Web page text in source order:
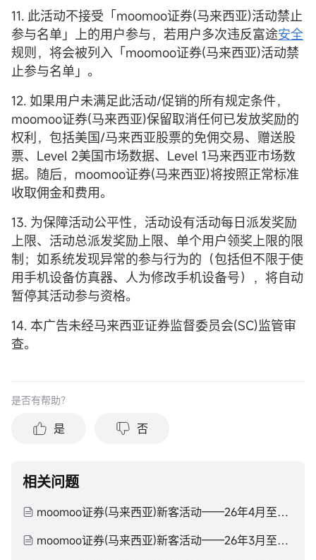
11. 此活动不接受「moomoo证券(马来西亚)活动禁止
参与名单」上的用户参与，若用户多次违反富途安全
规则，将会被列入「moomoo证券(马来西亚)活动禁
止参与名单」。
12. 如果用户未满足此活动/促销的所有规定条件，
moomoo证券(马来西亚)保留取消任何已发放奖励的
权利，包括美国/马来西亚股票的免佣交易、赠送股
票、Level 2美国市场数据、Level 1马来西亚市场数
据。随后，moomoo证券(马来西亚)将按照正常标准
收取佣金和费用。
13. 为保障活动公平性，活动设有活动每日派发奖励
上限、活动总派发奖励上限、单个用户领奖上限的限
制；如系统发现异常的参与行为的（包括但不限于使
用手机设备仿真器、人为修改手机设备号），将自动
暂停其活动参与资格。
14. 本广告未经马来西亚证券监督委员会(SC)监管审
查。
是否有帮助？
是 否
相关问题
moomoo证券(马来西亚)新客活动——26年4月至26年6月
moomoo证券(马来西亚)新客活动——26年3月至26年4月